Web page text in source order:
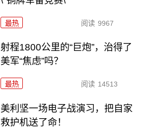
最热 阅读 9967
射程1800公里的“巨炮”，治得了
美军“焦虑”吗？
最热 阅读 14513
美利坚一场电子战演习，把自家
救护机送了命！